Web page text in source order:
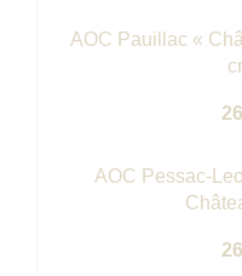
AOC Pauillac «
AOC Pessac-